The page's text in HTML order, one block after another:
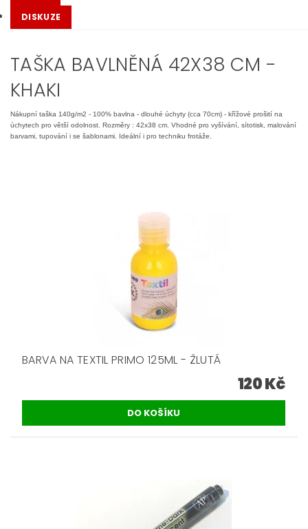
DISKUZE
TAŠKA BAVLNĚNÁ 42X38 CM -
KHAKI
Nákupní taška 140g/m2 - 100% bavlna - dlouhé úchyty (cca 70cm) - křížové prošití na
úchytech pro větší odolnost. Rozměry : 42x38 cm. Vhodné pro vyšívání, sítotisk, malování
barvami, tupování i se šablonami. Ideální i pro techniku frotáže.
BARVA NA TEXTIL PRIMO 125ML - ŽLUTÁ
120 Kč